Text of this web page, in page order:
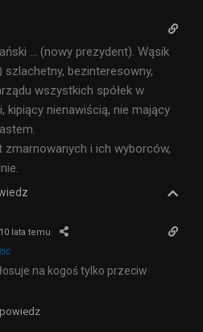
… (nowy prezydent). Wąsik
bezinteresowny,
wszystkich spółek w
kipiący nienawiścią, nie mający
i ich wyborców,
10 lata temu
na kogoś tylko przeciw